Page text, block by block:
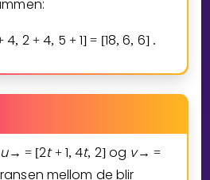
4, 2 + 4, 5 + 1] = [18, 6, 6] .
u→ = [2t + 1, 4t, 2]og v→ =
mellom de blir